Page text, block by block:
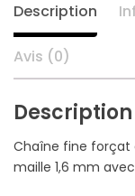
Description
Avis (0)
Description
Chaîne fine forçat
maille 1,6 mm